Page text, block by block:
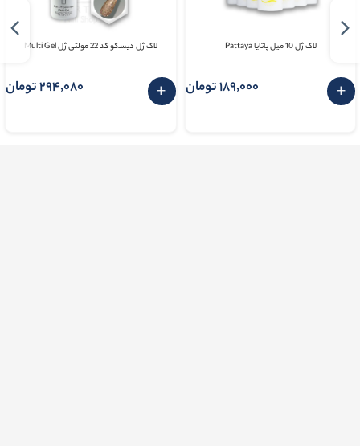
لاک ژل 10 میل پاتایا Pattaya
189٬000 تومان
لاک ژل دیسکو کد 22 مولتی ژل Multi Gel
294٬080 تومان